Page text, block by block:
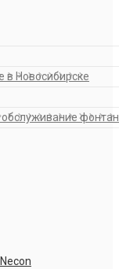
в Новосибирске
обслуживание